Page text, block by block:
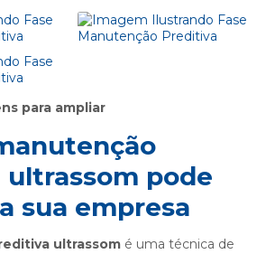
para ampliar
pode
sua empresa
ultrassom é uma técnica de